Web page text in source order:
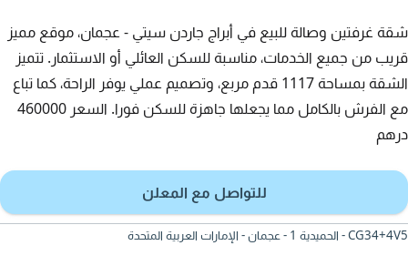
شقة غرفتين وصالة للبيع في أبراج جاردن سيتي - عجمان، موقع مميز
قريب من جميع الخدمات، مناسبة للسكن العائلي أو الاستثمار. تتميز
الشقة بمساحة 1117 قدم مربع، وتصميم عملي يوفر الراحة، كما تباع
مع الفرش بالكامل مما يجعلها جاهزة للسكن فورا. السعر 460000
درهم
للتواصل مع المعلن
CG34+4V5 - الحميدية 1 - عجمان - الإمارات العربية المتحدة